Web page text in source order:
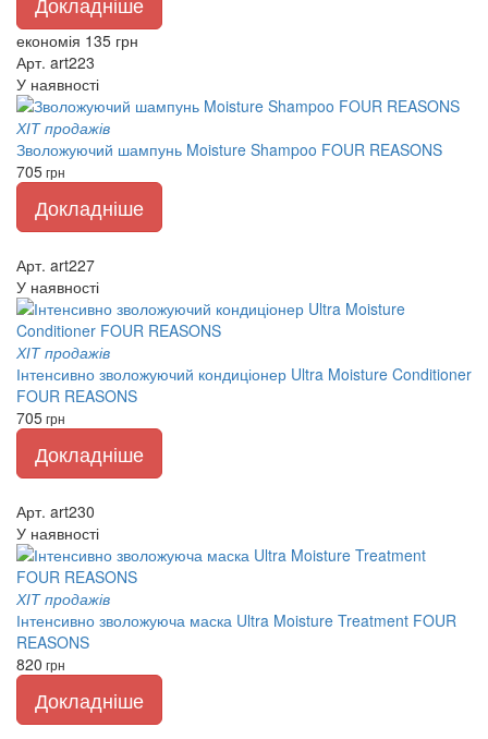
економія 135 грн
Арт. art223
У наявності
ХІТ продажів
Зволожуючий шампунь Moisture Shampoo FOUR REASONS
705грн
Докладніше
Арт. art227
У наявності
ХІТ продажів
Інтенсивно зволожуючий кондиціонер Ultra Moisture Conditioner
FOUR REASONS
705грн
Докладніше
Арт. art230
У наявності
ХІТ продажів
Інтенсивно зволожуюча маска Ultra Moisture Treatment FOUR
REASONS
820 грн
Докладніше